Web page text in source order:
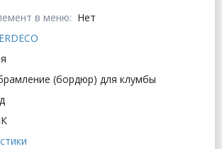
в меню: Нет
(бордюр) для клумбы